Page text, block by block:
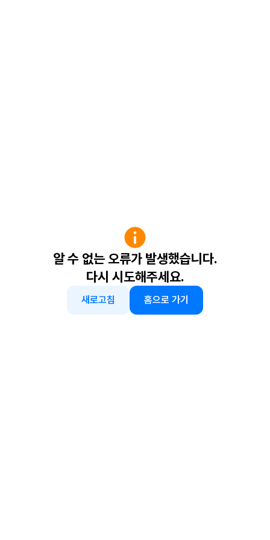
알 수 없는 오류가 발생했습니다.
다시 시도해주세요.
새로고침 홈으로 가기